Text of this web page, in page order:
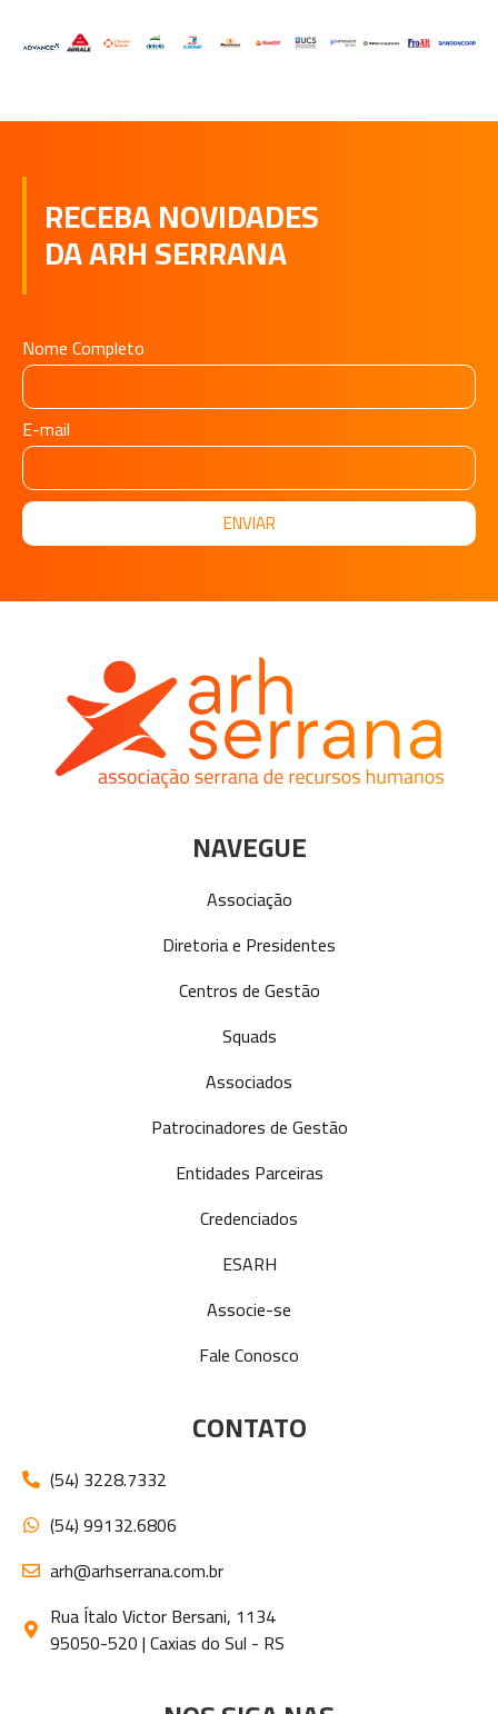
RECEBA NOVIDADES
DA ARH SERRANA
Nome Completo
E-mail
ENVIAR
NAVEGUE
Associação
Diretoria e Presidentes
Centros de Gestão
Squads
Associados
Patrocinadores de Gestão
Entidades Parceiras
Credenciados
ESARH
Associe-se
Fale Conosco
CONTATO
(54) 3228.7332
(54) 99132.6806
arh@arhserrana.com.br
Rua Ítalo Victor Bersani, 1134
95050-520 | Caxias do Sul - RS